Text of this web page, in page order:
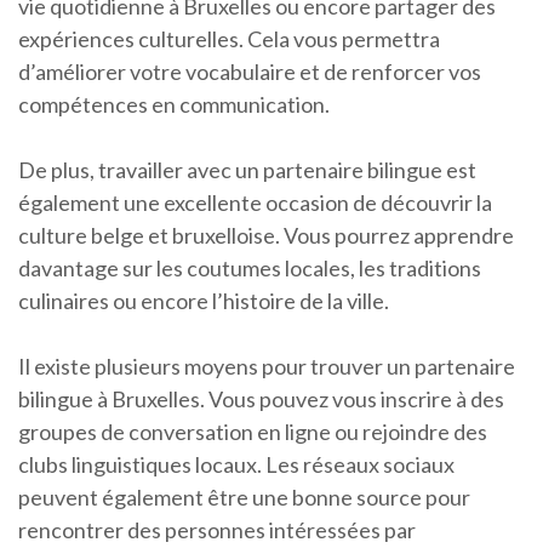
vie quotidienne à Bruxelles ou encore partager des
expériences culturelles. Cela vous permettra
d’améliorer votre vocabulaire et de renforcer vos
compétences en communication.
De plus, travailler avec un partenaire bilingue est
également une excellente occasion de découvrir la
culture belge et bruxelloise. Vous pourrez apprendre
davantage sur les coutumes locales, les traditions
culinaires ou encore l’histoire de la ville.
Il existe plusieurs moyens pour trouver un partenaire
bilingue à Bruxelles. Vous pouvez vous inscrire à des
groupes de conversation en ligne ou rejoindre des
clubs linguistiques locaux. Les réseaux sociaux
peuvent également être une bonne source pour
rencontrer des personnes intéressées par